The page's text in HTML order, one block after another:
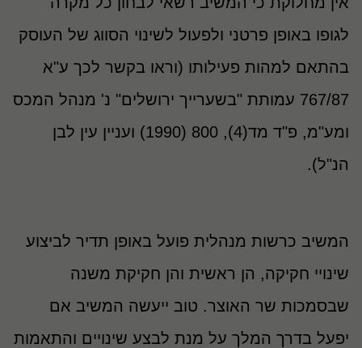
לגופו באופן פרטני ולפעול לשינוי הסווג של העוסק
בהתאם למהות פעילותו (וראו בקשר לכך ע"א
767/87 עמותת "בשערייך ירושלים" נ' מנהל המכס
ומע"מ, פ"ד מד(4), 800 (1990) ועניין עין לבן
הנ"ל).
המשיב כרשות מנהלית פועל באופן תדיר לביצוע
שינויי חקיקה, הן ראשית והן חקיקת משנה
שבסמכות שר האוצר. טוב ייעשה המשיב אם
יפעל בדרך המלך על מנת לבצע שינויים והתאמות